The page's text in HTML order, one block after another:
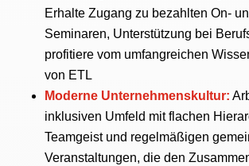
Erhalte Zugang zu bezahlten On-
Seminaren, Unterstützung bei
profitiere vom umfangreichen
von ETL
Moderne Unternehmenskultur:
inklusiven Umfeld mit flachen
Teamgeist und regelmäßigen
Veranstaltungen, die den